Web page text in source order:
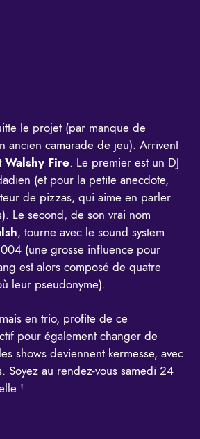
le projet (par manque de
ancien camarade de jeu). Arrivent
Fire. Le premier est un DJ
(et pour la petite anecdote,
de pizzas, qui aime en parler
Le second, de son vrai nom
, tourne avec le sound system
(une grosse influence pour
est alors composé de quatre
leur pseudonyme).
en trio, profite de ce
pour également changer de
shows deviennent kermesse, avec
Soyez au rendez-vous samedi 24
!